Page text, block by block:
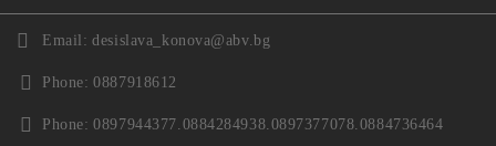
Email: desislava_konova@abv.bg
Phone: 0887918612
Phone: 0897944377.0884284938.0897377078.0884736464